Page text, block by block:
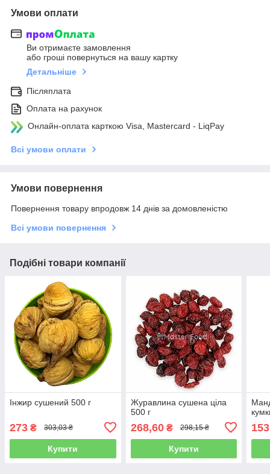
Умови оплати
Ви отримаєте замовлення
або гроші повернуться на вашу картку
Детальніше
Післяплата
Оплата на рахунок
Онлайн-оплата карткою Visa, Mastercard - LiqPay
Всі умови оплати
Умови повернення
Повернення товару впродовж 14 днів за домовленістю
Всі умови повернення
Подібні товари компанії
Інжир сушений 500 г
273 ₴ 303,03 ₴
Купити
Журавлина сушена ціла
500 г
268,60₴ 298,15 ₴
Купити